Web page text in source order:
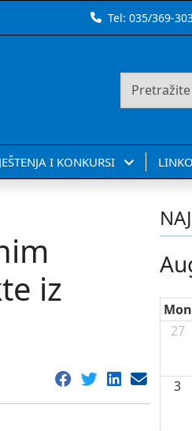
Tel:035/369-
I KONKURSI
iz
Mon
27
3